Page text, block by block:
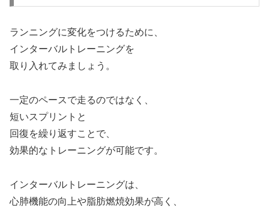
ランニングに変化をつけるために、
インターバルトレーニングを
取り入れてみましょう。
一定のペースで走るのではなく、
短いスプリントと
回復を繰り返すことで、
効果的なトレーニングが可能です。
インターバルトレーニングは、
心肺機能の向上や脂肪燃焼効果が高く、